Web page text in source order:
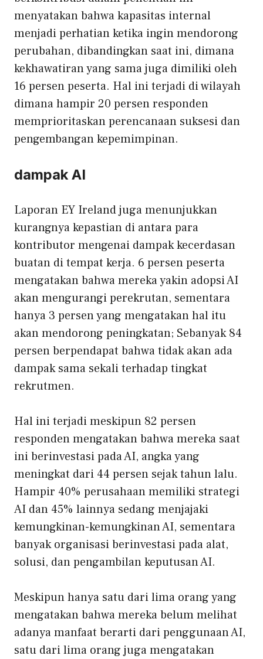
menyatakan bahwa kapasitas internal
menjadi perhatian ketika ingin mendorong
perubahan, dibandingkan saat ini, dimana
kekhawatiran yang sama juga dimiliki oleh
16 persen peserta. Hal ini terjadi di wilayah
dimana hampir 20 persen responden
memprioritaskan perencanaan suksesi dan
pengembangan kepemimpinan.
dampak AI
Laporan EY Ireland juga menunjukkan
kurangnya kepastian di antara para
kontributor mengenai dampak kecerdasan
buatan di tempat kerja. 6 persen peserta
mengatakan bahwa mereka yakin adopsi AI
akan mengurangi perekrutan, sementara
hanya 3 persen yang mengatakan hal itu
akan mendorong peningkatan; Sebanyak 84
persen berpendapat bahwa tidak akan ada
dampak sama sekali terhadap tingkat
rekrutmen.
Hal ini terjadi meskipun 82 persen
responden mengatakan bahwa mereka saat
ini berinvestasi pada AI, angka yang
meningkat dari 44 persen sejak tahun lalu.
Hampir 40% perusahaan memiliki strategi
AI dan 45% lainnya sedang menjajaki
kemungkinan-kemungkinan AI, sementara
banyak organisasi berinvestasi pada alat,
solusi, dan pengambilan keputusan AI.
Meskipun hanya satu dari lima orang yang
mengatakan bahwa mereka belum melihat
adanya manfaat berarti dari penggunaan AI,
satu dari lima orang juga mengatakan